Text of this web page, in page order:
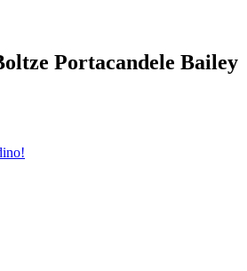
Portacandele Bailey